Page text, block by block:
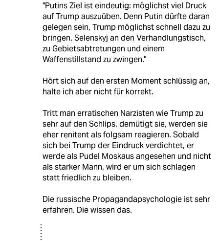
"Putins Ziel ist eindeutig: möglichst viel Druck
auf Trump auszuüben. Denn Putin dürfte daran
gelegen sein, Trump möglichst schnell dazu zu
bringen, Selenskyj an den Verhandlungstisch,
zu Gebietsabtretungen und einem
Waffenstillstand zu zwingen."
Hört sich auf den ersten Moment schlüssig an,
halte ich aber nicht für korrekt.
Tritt man erratischen Narzisten wie Trump zu
sehr auf den Schlips, demütigt sie, werden sie
eher renitent als folgsam reagieren. Sobald
sich bei Trump der Eindruck verdichtet, er
werde als Pudel Moskaus angesehen und nicht
als starker Mann, wird er um sich schlagen
statt friedlich zu bleiben.
Die russische Propagandapsychologie ist sehr
erfahren. Die wissen das.